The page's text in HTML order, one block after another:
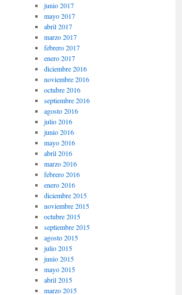
junio 2017
mayo 2017
abril 2017
marzo 2017
febrero 2017
enero 2017
diciembre 2016
noviembre 2016
octubre 2016
septiembre 2016
agosto 2016
julio 2016
junio 2016
mayo 2016
abril 2016
marzo 2016
febrero 2016
enero 2016
diciembre 2015
noviembre 2015
octubre 2015
septiembre 2015
agosto 2015
julio 2015
junio 2015
mayo 2015
abril 2015
marzo 2015